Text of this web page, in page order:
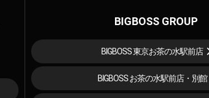
BIGBOSS GROUP
BIGBOSS 東京お茶の水駅前店
BIGBOSS お茶の水駅前店・別館